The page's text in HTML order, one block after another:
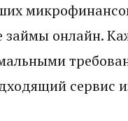
онлайн.
сервис